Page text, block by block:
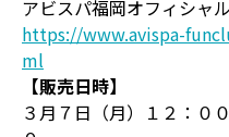
アビスパ福岡オフィシャ
https://www.avispa-
ml
【販売日時】
３月７日（月）１２：０